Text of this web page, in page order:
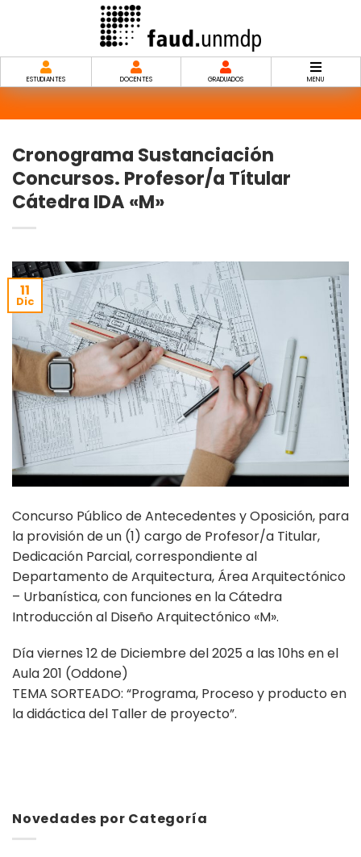
ESTUDIANTES DOCENTES GRADUADOS MENU
Novedades por Categoría
Cronograma Sustanciación
Concursos. Profesor/a Títular
Cátedra IDA «M»
11
Dic
Concurso Público de Antecedentes y Oposición, para
la provisión de un (1) cargo de Profesor/a Titular,
Dedicación Parcial, correspondiente al
Departamento de Arquitectura, Área Arquitectónico
– Urbanística, con funciones en la Cátedra
Introducción al Diseño Arquitectónico «M».
Día viernes 12 de Diciembre del 2025 a las 10hs en el
Aula 201 (Oddone)
TEMA SORTEADO: “Programa, Proceso y producto en
la didáctica del Taller de proyecto”.